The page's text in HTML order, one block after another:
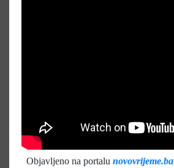
Objavljeno na portalu novovrijeme.ba